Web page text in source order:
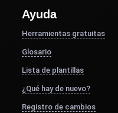
Ayuda
Herramientas gratuitas
Glosario
Lista de plantillas
¿Qué hay de nuevo?
Registro de cambios